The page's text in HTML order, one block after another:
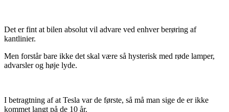
Det er fint at bilen absolut vil advare ved enhver berøring af
kantlinier.
Men forstår bare ikke det skal være så hysterisk med røde lamper,
advarsler og høje lyde.
I betragtning af at Tesla var de første, så må man sige de er ikke
kommet langt på de 10 år.